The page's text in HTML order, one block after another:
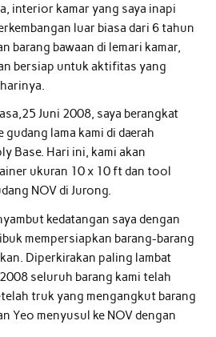
interior kamar yang saya inapi
luar biasa dari 6 tahun
barang bawaan di lemari kamar,
bersiap untuk aktifitas yang
Juni 2008, saya berangkat
lama kami di daerah
Base. Hari ini, kami akan
ukuran 10 x 10 ft dan tool
NOV di Jurong.
kedatangan saya dengan
mempersiapkan barang-barang
Diperkirakan paling lambat
seluruh barang kami telah
truk yang mengangkut barang
Yeo menyusul ke NOV dengan